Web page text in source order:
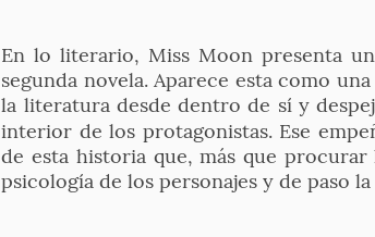
En lo literario, Miss Moon presenta
segunda novela. Aparece esta como
la literatura desde dentro de sí y
interior de los protagonistas. Ese
de esta historia que, más que
psicología de los personajes y de paso